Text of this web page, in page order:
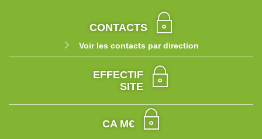
CONTACTS
Voir les contacts par direction
EFFECTIF
SITE
CA M€